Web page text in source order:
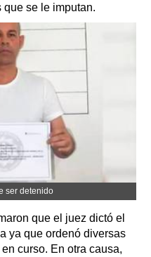
que se le imputan.
ser detenido
que el juez dictó el
ya que ordenó diversas
curso. En otra causa,